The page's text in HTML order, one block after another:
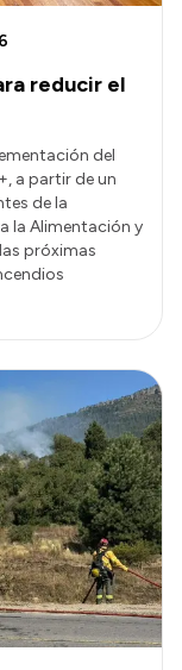
reducir el
del
a partir de un
de la
la Alimentación y
próximas